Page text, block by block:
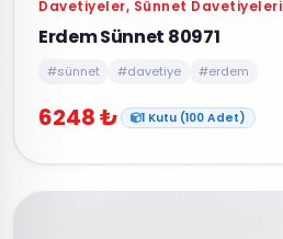
Davetiyeler, Sünnet Davetiyeleri
Erdem Sünnet 80971
#sünnet #davetiye #erdem
6248 ₺ 1 Kutu (100 Adet)